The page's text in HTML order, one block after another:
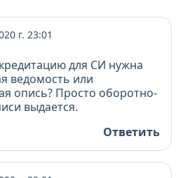
г. 23:01
для СИ нужна
ведомость или
опись? Просто оборотно-
выдается.
Ответить